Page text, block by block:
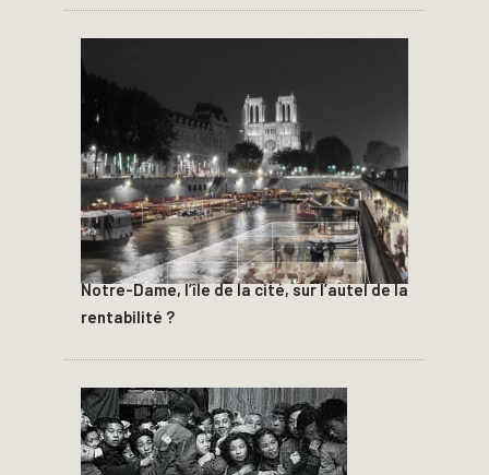
Notre-Dame, l’île de la cité, sur l’autel de la
rentabilité ?